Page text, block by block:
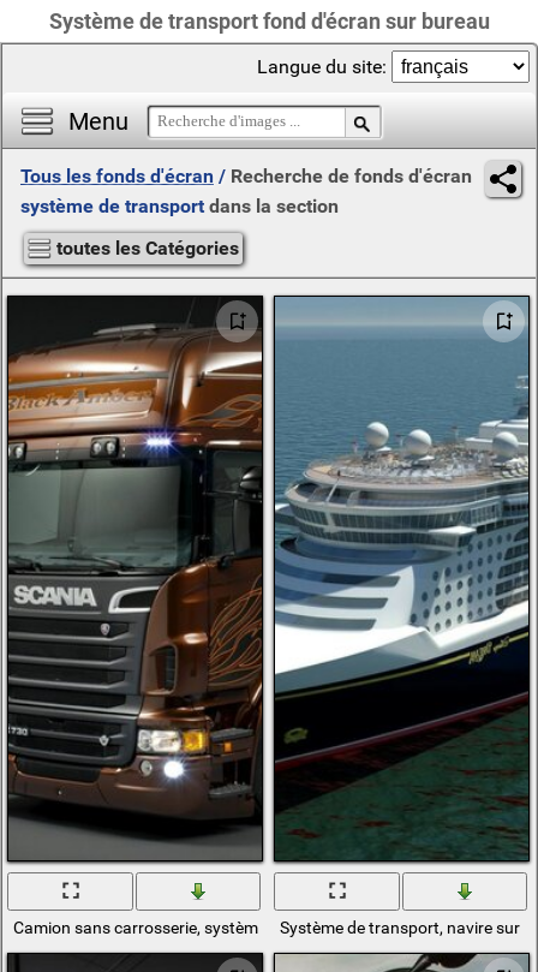
Système de transport fond d'écran sur bureau
Menu
Langue du site:
Tous les fonds d'écran / Recherche de fonds d'écran
système de transport dans la section
toutes les Catégories
Camion sans carrosserie, système de transportSystème de transport, navire sur